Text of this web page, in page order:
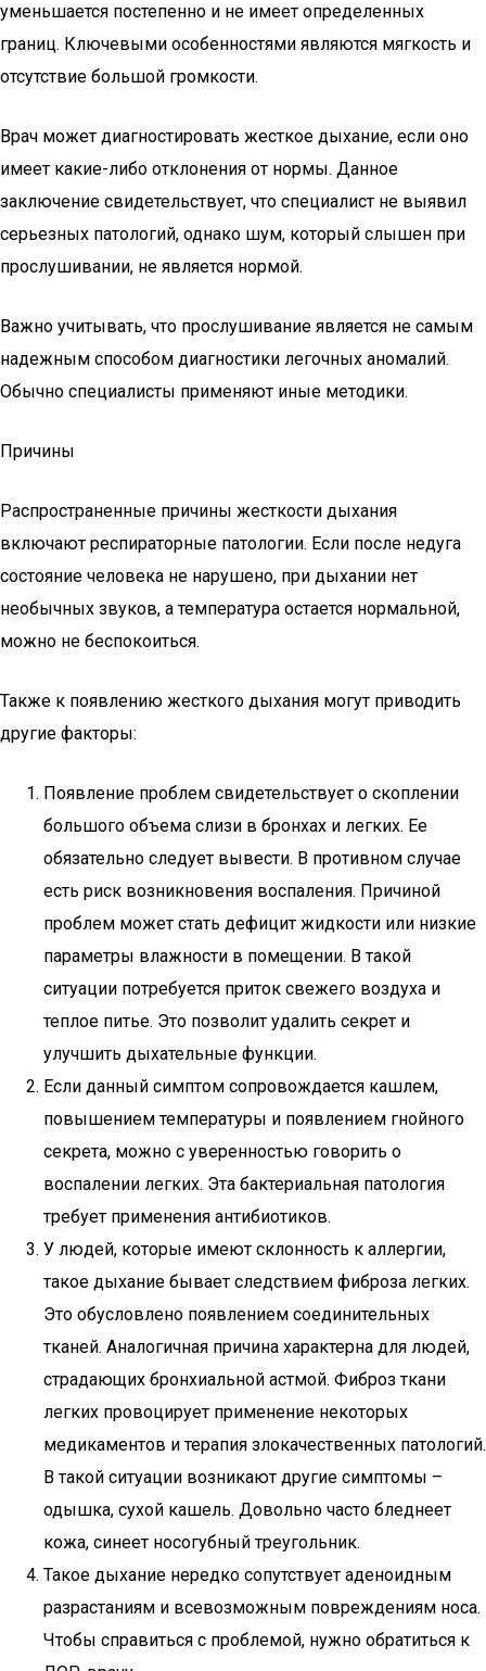
уменьшается постепенно и не имеет определенных
границ. Ключевыми особенностями являются мягкость и
отсутствие большой громкости.
Врач может диагностировать жесткое дыхание, если оно
имеет какие-либо отклонения от нормы. Данное
заключение свидетельствует, что специалист не выявил
серьезных патологий, однако шум, который слышен при
прослушивании, не является нормой.
Важно учитывать, что прослушивание является не самым
надежным способом диагностики легочных аномалий.
Обычно специалисты применяют иные методики.
Причины
Распространенные причины жесткости дыхания
включают респираторные патологии. Если после недуга
состояние человека не нарушено, при дыхании нет
необычных звуков, а температура остается нормальной,
можно не беспокоиться.
Также к появлению жесткого дыхания могут приводить
другие факторы:
Появление проблем свидетельствует о скоплении
большого объема слизи в бронхах и легких. Ее
обязательно следует вывести. В противном случае
есть риск возникновения воспаления. Причиной
проблем может стать дефицит жидкости или низкие
параметры влажности в помещении. В такой
ситуации потребуется приток свежего воздуха и
теплое питье. Это позволит удалить секрет и
улучшить дыхательные функции.
Если данный симптом сопровождается кашлем,
повышением температуры и появлением гнойного
секрета, можно с уверенностью говорить о
воспалении легких. Эта бактериальная патология
требует применения антибиотиков.
У людей, которые имеют склонность к аллергии,
такое дыхание бывает следствием фиброза легких.
Это обусловлено появлением соединительных
тканей. Аналогичная причина характерна для людей,
страдающих бронхиальной астмой. Фиброз ткани
легких провоцирует применение некоторых
медикаментов и терапия злокачественных патологий.
В такой ситуации возникают другие симптомы –
одышка, сухой кашель. Довольно часто бледнеет
кожа, синеет носогубный треугольник.
Такое дыхание нередко сопутствует аденоидным
разрастаниям и всевозможным повреждениям носа.
Чтобы справиться с проблемой, нужно обратиться к